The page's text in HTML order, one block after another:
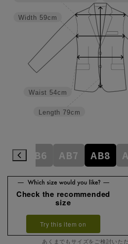
Length 79cm
Waist 54cm
Width 59cm
AB6 AB7 AB8
Check the recommended
size
Try this item on
あくまでもサイズをご検討いた